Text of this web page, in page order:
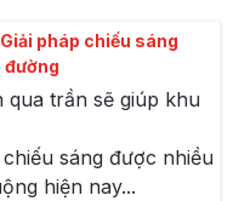
pháp chiếu sáng
đường
sáng được nhiều
hiện nay...